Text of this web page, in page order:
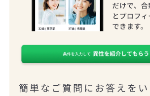
簡単なご質問にお答えを